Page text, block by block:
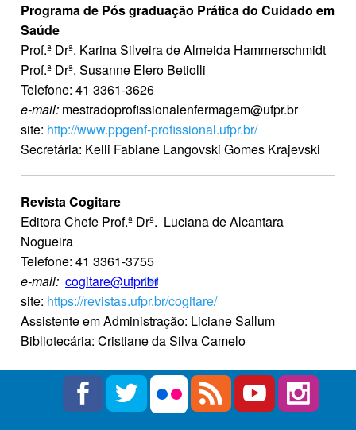
Programa de Pós graduação Prática do Cuidado em
Saúde
Prof.ª Drª. Karina Silveira de Almeida Hammerschmidt
Prof.ª Drª. Susanne Elero Betiolli
Telefone: 41 3361-3626
e-mail: mestradoprofissionalenfermagem@ufpr.br
site: http://www.ppgenf-profissional.ufpr.br/
Secretária: Kelli Fabiane Langovski Gomes Krajevski
Revista Cogitare
Editora Chefe Prof.ª Drª. Luciana de Alcantara
Nogueira
Telefone: 41 3361-3755
e-mail: cogitare@ufpr.br
site: https://revistas.ufpr.br/cogitare/
Assistente em Administração: Liciane Sallum
Bibliotecária: Cristiane da Silva Camelo